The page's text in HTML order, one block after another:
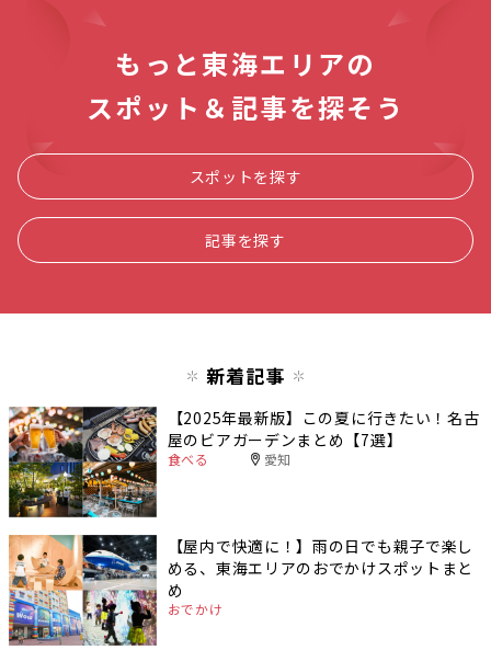
もっと東海エリアの
スポット＆記事を探そう
スポットを探す
記事を探す
新着記事
【2025年最新版】この夏に行きたい！名古
屋のビアガーデンまとめ【7選】
食べる 愛知
【屋内で快適に！】雨の日でも親子で楽し
める、東海エリアのおでかけスポットまと
め
おでかけ